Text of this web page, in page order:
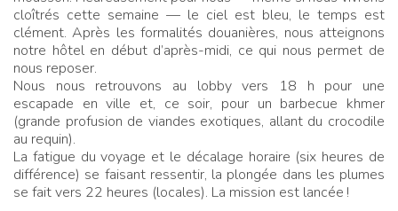
cloîtrés cette semaine — le ciel est bleu, le temps est
clément. Après les formalités douanières, nous atteignons
notre hôtel en début d’après-midi, ce qui nous permet de
nous reposer.
Nous nous retrouvons au lobby vers 18 h pour une
escapade en ville et, ce soir, pour un barbecue khmer
(grande profusion de viandes exotiques, allant du crocodile
au requin).
La fatigue du voyage et le décalage horaire (six heures de
différence) se faisant ressentir, la plongée dans les plumes
se fait vers 22 heures (locales). La mission est lancée !